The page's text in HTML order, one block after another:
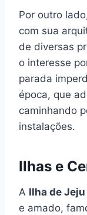
Por outro
com sua
de diversas
o interesse
parada
época, que
caminhando
instalações.
Ilhas e
A Ilha de Jeju
e amado,